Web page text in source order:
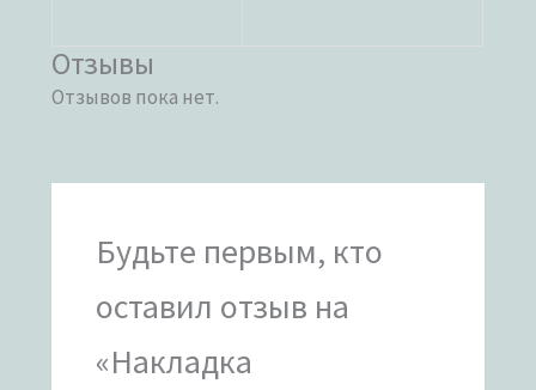
Отзывы
Отзывов пока нет.
Будьте первым, кто
оставил отзыв на
«Накладка